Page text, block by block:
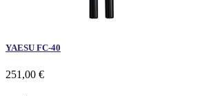
YAESU FC-40
251,00 €